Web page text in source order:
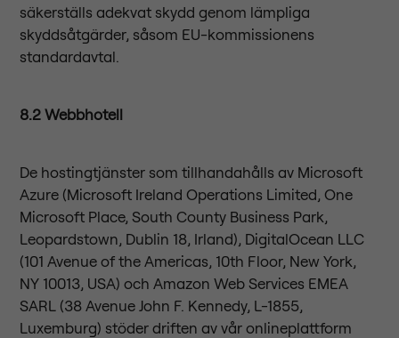
säkerställs adekvat skydd genom lämpliga
skyddsåtgärder, såsom EU-kommissionens
standardavtal.
8.2 Webbhotell
De hostingtjänster som tillhandahålls av Microsoft
Azure (Microsoft Ireland Operations Limited, One
Microsoft Place, South County Business Park,
Leopardstown, Dublin 18, Irland), DigitalOcean LLC
(101 Avenue of the Americas, 10th Floor, New York,
NY 10013, USA) och Amazon Web Services EMEA
SARL (38 Avenue John F. Kennedy, L-1855,
Luxemburg) stöder driften av vår onlineplattform